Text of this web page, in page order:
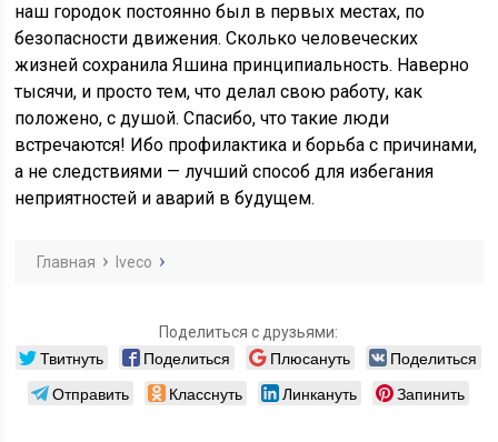
наш городок постоянно был в первых местах, по
безопасности движения. Сколько человеческих
жизней сохранила Яшина принципиальность. Наверно
тысячи, и просто тем, что делал свою работу, как
положено, с душой. Спасибо, что такие люди
встречаются! Ибо профилактика и борьба с причинами,
а не следствиями — лучший способ для избегания
неприятностей и аварий в будущем.
Главная Iveco
Поделиться с друзьями:
Твитнуть Поделиться Плюсануть
Поделиться
Отправить
Класснуть Линкануть Запинить